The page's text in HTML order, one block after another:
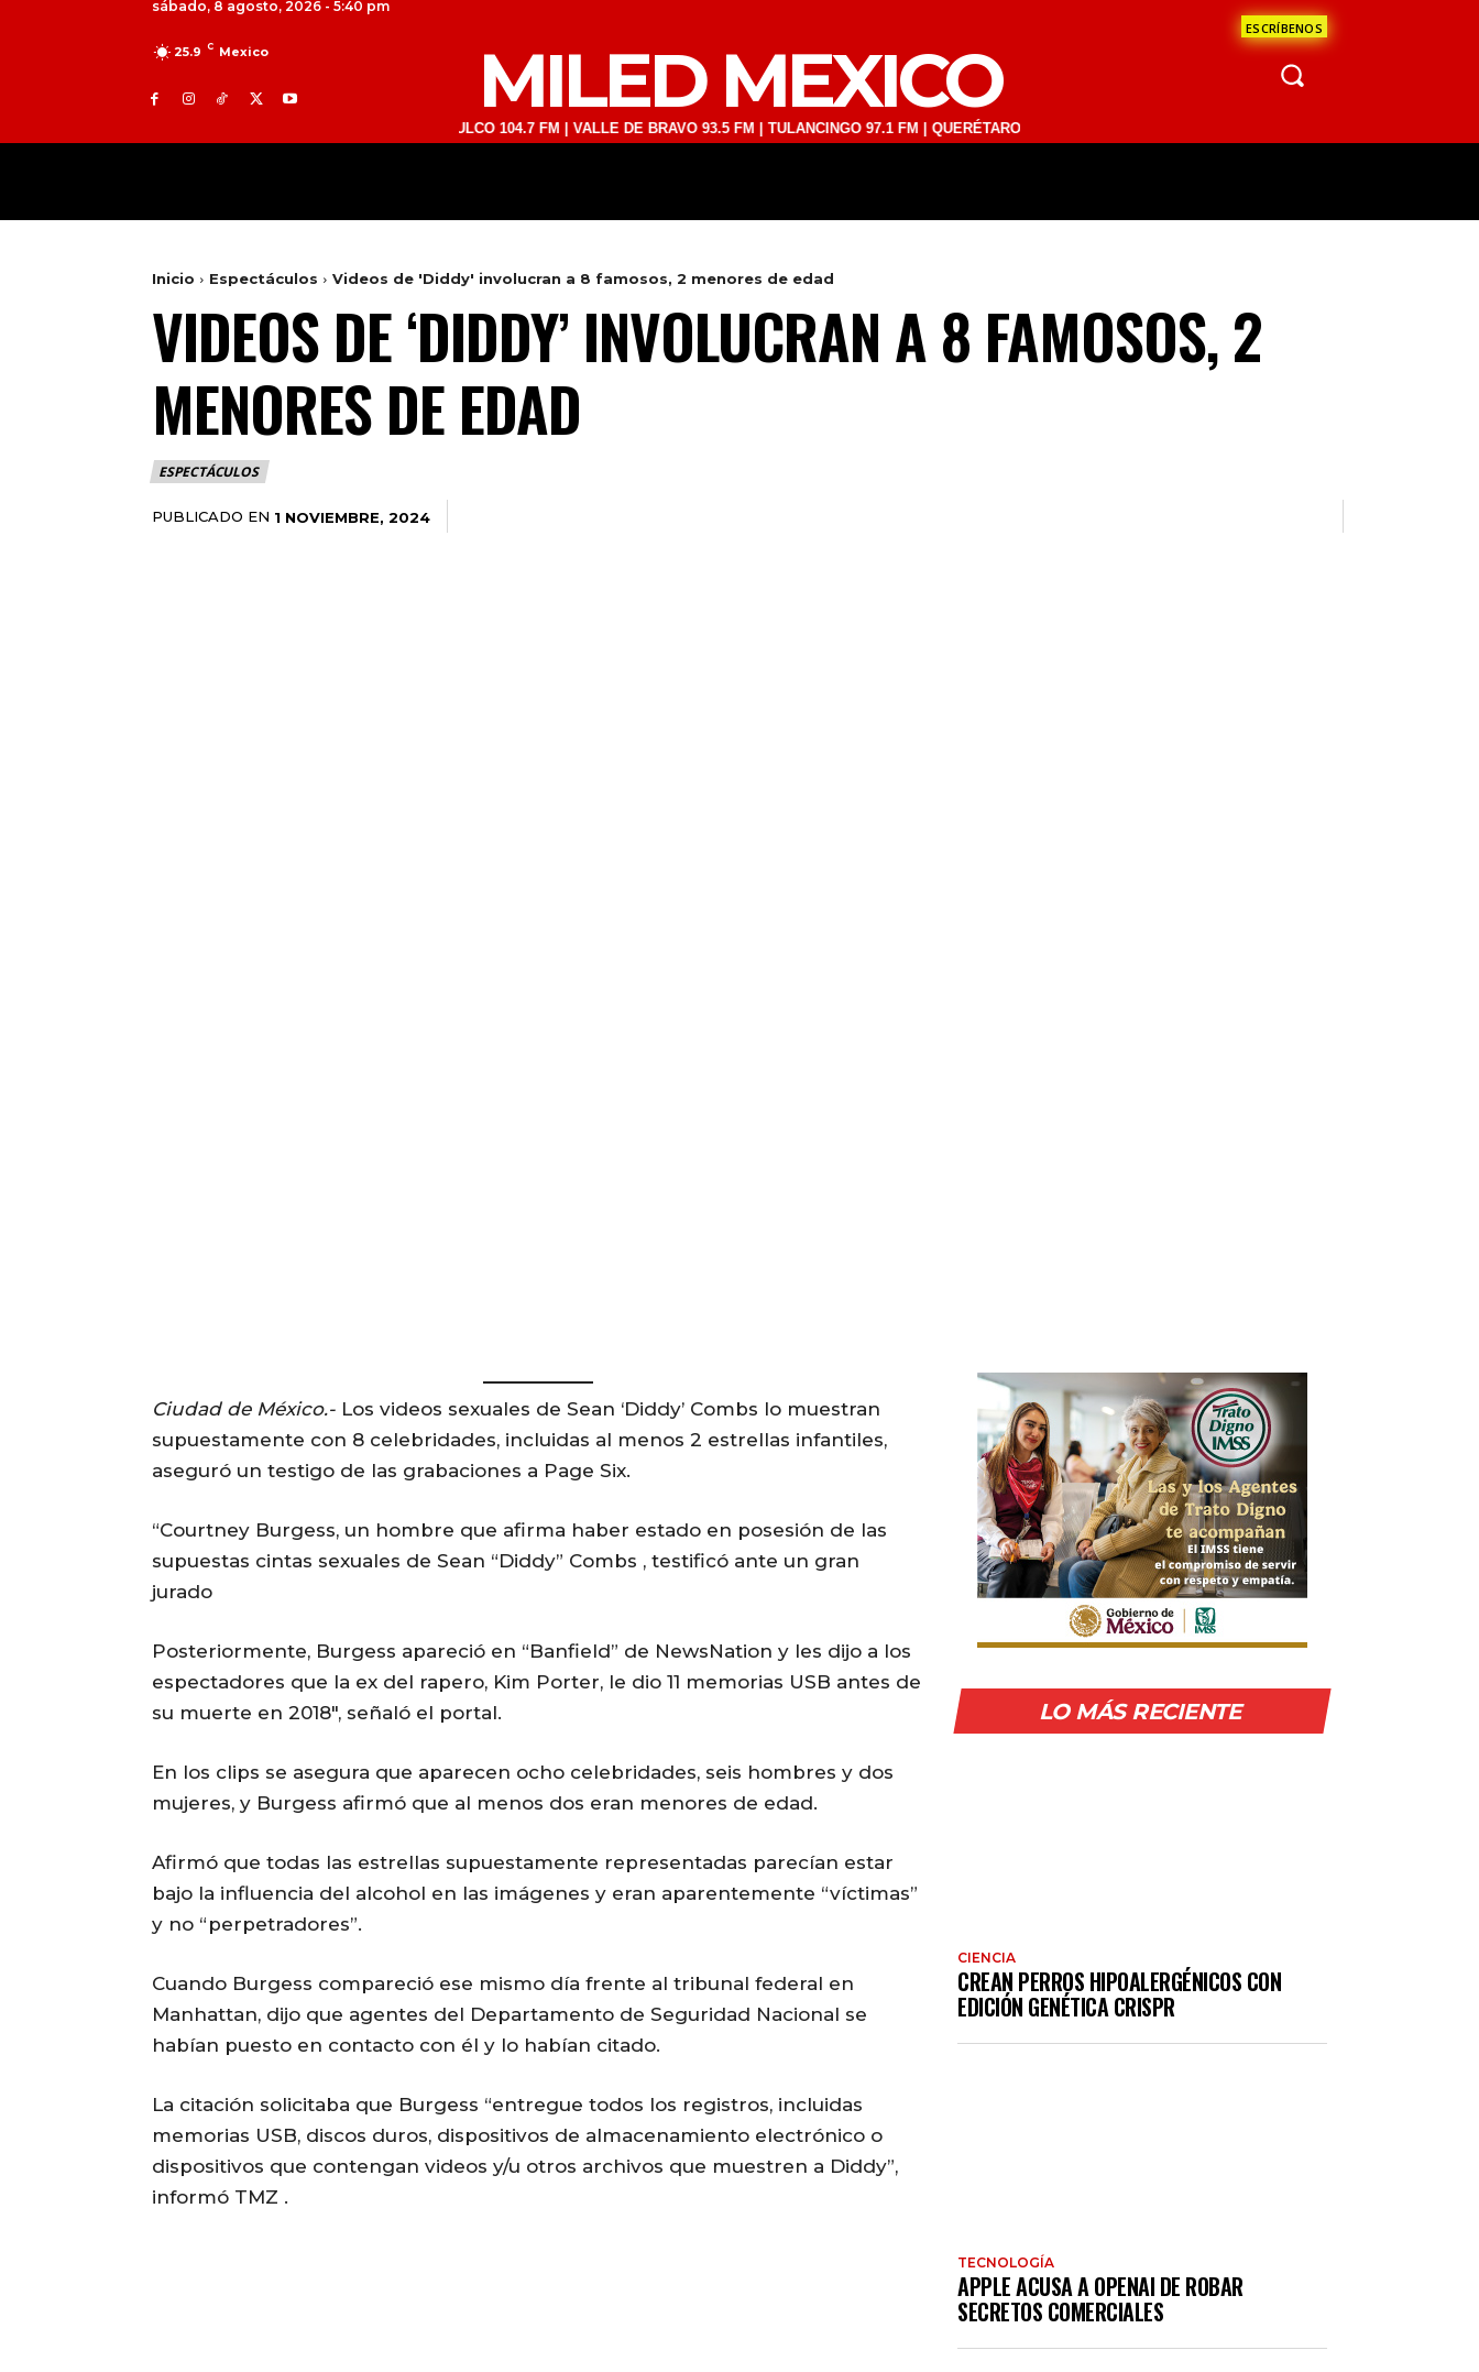
sábado, 8 agosto, 2026 - 5:40 pm
ESCRÍBENOS
25.9 C Mexico MILED MEXICO
TOLUCA 98.9 FM | ATLACOMULCO 104.7 FM | VALLE DE BRAVO 93.5 FM | TULANCINGO 97.1 FM | QUERÉTARO 103.1 FM | SAN JUAN DEL RÍO 93.1 FM | GUADALAJARA 1510 AM |
Inicio Espectáculos Videos de 'Diddy' involucran a 8 famosos, 2 menores de edad
VIDEOS DE ‘DIDDY’ INVOLUCRAN A 8 FAMOSOS, 2
MENORES DE EDAD
ESPECTÁCULOS
PUBLICADO EN 1 NOVIEMBRE, 2024
Ciudad de México.- Los videos sexuales de Sean ‘Diddy’ Combs lo muestran
supuestamente con 8 celebridades, incluidas al menos 2 estrellas infantiles,
aseguró un testigo de las grabaciones a Page Six.
“Courtney Burgess, un hombre que afirma haber estado en posesión de las
supuestas cintas sexuales de Sean “Diddy” Combs , testificó ante un gran
jurado
Posteriormente, Burgess apareció en “Banfield” de NewsNation y les dijo a los
espectadores que la ex del rapero, Kim Porter, le dio 11 memorias USB antes de
su muerte en 2018″, señaló el portal.
En los clips se asegura que aparecen ocho celebridades, seis hombres y dos
mujeres, y Burgess afirmó que al menos dos eran menores de edad.
Afirmó que todas las estrellas supuestamente representadas parecían estar
bajo la influencia del alcohol en las imágenes y eran aparentemente “víctimas”
y no “perpetradores”.
Cuando Burgess compareció ese mismo día frente al tribunal federal en
Manhattan, dijo que agentes del Departamento de Seguridad Nacional se
habían puesto en contacto con él y lo habían citado.
La citación solicitaba que Burgess “entregue todos los registros, incluidas
memorias USB, discos duros, dispositivos de almacenamiento electrónico o
dispositivos que contengan videos y/u otros archivos que muestren a Diddy”,
informó TMZ .
LO MÁS RECIENTE
CIENCIA
CREAN PERROS HIPOALERGÉNICOS CON
EDICIÓN GENÉTICA CRISPR
TECNOLOGÍA
APPLE ACUSA A OPENAI DE ROBAR
SECRETOS COMERCIALES